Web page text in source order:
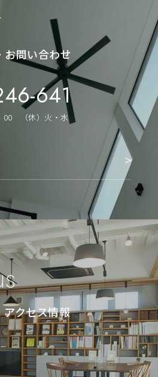
お問い合わせ
641
00 （休）火・水
アクセス情報